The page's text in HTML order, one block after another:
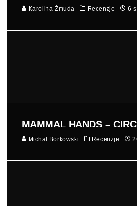
Karolina Żmuda Recenzje 6
MAMMAL HANDS –
Michał Borkowski Recenzje